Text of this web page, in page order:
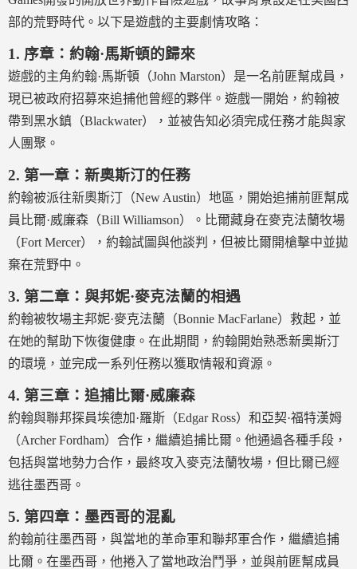
部的荒野時代。以下是遊戲的主要劇情攻略：
1. 序章：約翰·馬斯頓的歸來
遊戲的主角約翰·馬斯頓（John Marston）是一名前匪幫成員，
現已被政府招募來追捕他曾經的夥伴。遊戲一開始，約翰被
帶到黑水鎮（Blackwater），並被告知必須完成任務才能與家
人團聚。
2. 第一章：新奧斯汀的任務
約翰被派往新奧斯汀（New Austin）地區，開始追捕前匪幫成
員比爾·威廉森（Bill Williamson）。比爾藏身在麥克法蘭牧場
（Fort Mercer），約翰試圖與他談判，但被比爾開槍擊中並拋
棄在荒野中。
3. 第二章：與邦妮·麥克法蘭的相遇
約翰被牧場主邦妮·麥克法蘭（Bonnie MacFarlane）救起，並
在她的幫助下恢復健康。在此期間，約翰開始熟悉新奧斯汀
的環境，並完成一系列任務以獲取情報和資源。
4. 第三章：追捕比爾·威廉森
約翰與聯邦探員埃德加·羅斯（Edgar Ross）和亞契·福特漢姆
（Archer Fordham）合作，繼續追捕比爾。他通過各種手段，
包括與當地勢力合作，最終攻入麥克法蘭牧場，但比爾已經
逃往墨西哥。
5. 第四章：墨西哥的混亂
約翰前往墨西哥，與當地的革命軍和聯邦軍合作，繼續追捕
比爾。在墨西哥，他捲入了當地政治鬥爭，並與前匪幫成員